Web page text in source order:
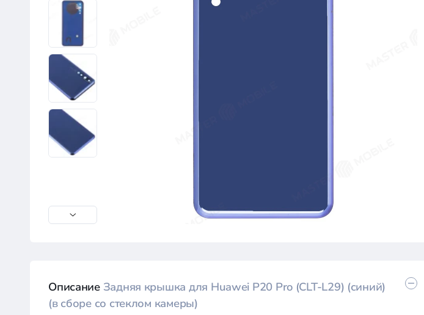
Описание Задняя крышка для Huawei P20 Pro (CLT-L29) (синий)
(в сборе со стеклом камеры)